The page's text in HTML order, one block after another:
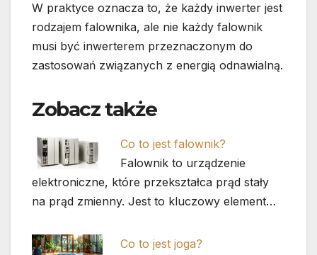
W praktyce oznacza to, że każdy inwerter jest
rodzajem falownika, ale nie każdy falownik
musi być inwerterem przeznaczonym do
zastosowań związanych z energią odnawialną.
Zobacz także
Co to jest falownik?
Falownik to urządzenie
elektroniczne, które przekształca prąd stały
na prąd zmienny. Jest to kluczowy element…
Co to jest joga?